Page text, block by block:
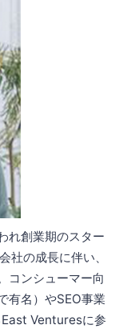
れ創業期のスター
社の成長に伴い、
コンシューマー向
有名）やSEO事業
Venturesに参